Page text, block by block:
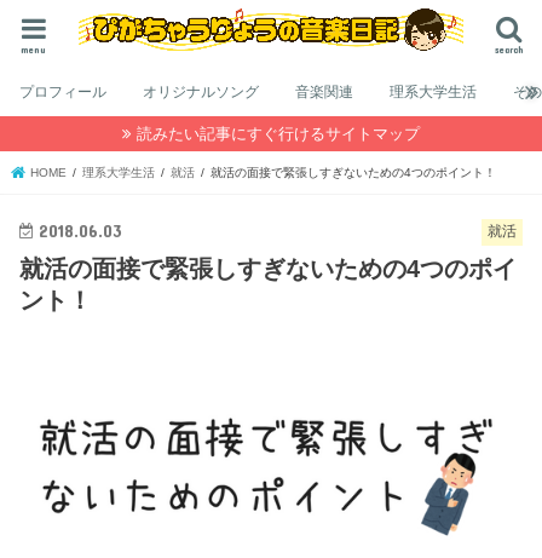
search
menu
プロフィール オリジナルソング 音楽関連 理系大学生活 そ
読みたい記事にすぐ行けるサイトマップ
HOME 理系大学生活 就活 就活の面接で緊張しすぎないための4つのポイント！
就活
2018.06.03
就活の面接で緊張しすぎないための4つのポイ
ント！